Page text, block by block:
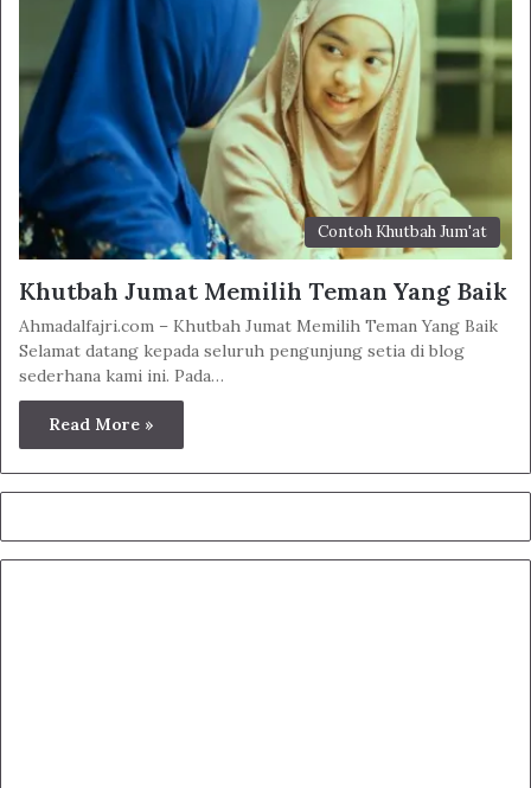
Contoh Khutbah Jum'at
Khutbah Jumat Memilih Teman Yang Baik
Ahmadalfajri.com – Khutbah Jumat Memilih Teman Yang Baik
Selamat datang kepada seluruh pengunjung setia di blog
sederhana kami ini. Pada…
Read More »